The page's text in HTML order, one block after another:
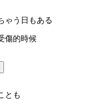
ゃう日もある
傷的時候
とも